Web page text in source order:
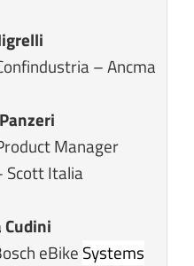
– Ancma
Manager
Scott Italia
Cudini
eBike Systems